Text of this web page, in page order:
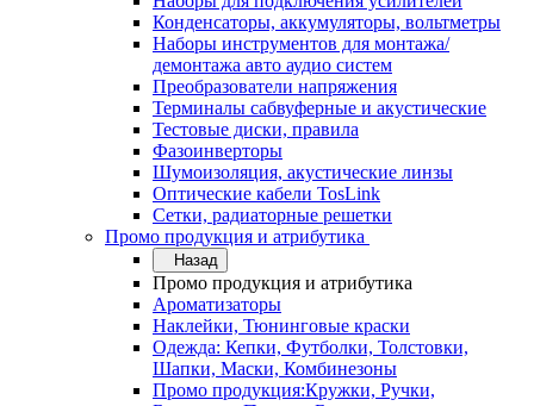
Конденсаторы, аккумуляторы, вольтметры
Наборы инструментов для монтажа/
демонтажа авто аудио систем
Преобразователи напряжения
Терминалы сабвуферные и акустические
Тестовые диски, правила
Фазоинверторы
Шумоизоляция, акустические линзы
Оптические кабели TosLink
Сетки, радиаторные решетки
Промо продукция и атрибутика
Назад
Промо продукция и атрибутика
Ароматизаторы
Наклейки, Тюнинговые краски
Одежда: Кепки, Футболки, Толстовки,
Шапки, Маски, Комбинезоны
Промо продукция:Кружки, Ручки,